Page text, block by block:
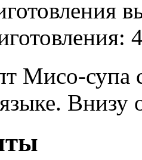
Мисо-супа
Внизу